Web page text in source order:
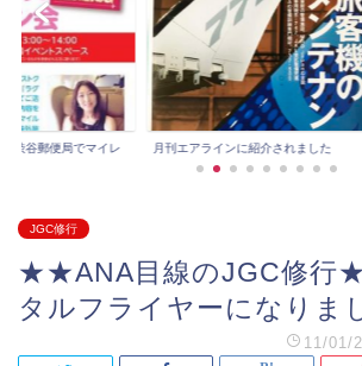
渋谷郵便局でマイレ
月刊エアラインに紹介されました
JGC修行
★★ANA目線のJGC修
タルフライヤーになりま
11/01/